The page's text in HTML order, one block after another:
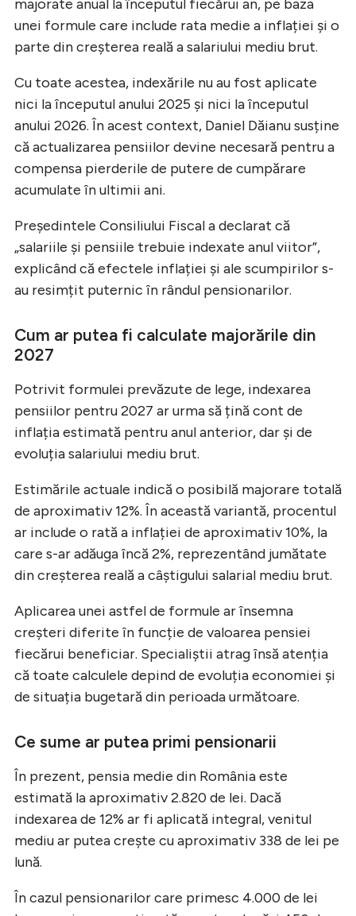
majorate anual la începutul fiecărui an, pe baza
unei formule care include rata medie a inflației și o
parte din creșterea reală a salariului mediu brut.
Cu toate acestea, indexările nu au fost aplicate
nici la începutul anului 2025 și nici la începutul
anului 2026. În acest context, Daniel Dăianu susține
că actualizarea pensiilor devine necesară pentru a
compensa pierderile de putere de cumpărare
acumulate în ultimii ani.
Președintele Consiliului Fiscal a declarat că
„salariile și pensiile trebuie indexate anul viitor”,
explicând că efectele inflației și ale scumpirilor s-
au resimțit puternic în rândul pensionarilor.
Cum ar putea fi calculate majorările din
2027
Potrivit formulei prevăzute de lege, indexarea
pensiilor pentru 2027 ar urma să țină cont de
inflația estimată pentru anul anterior, dar și de
evoluția salariului mediu brut.
Estimările actuale indică o posibilă majorare totală
de aproximativ 12%. În această variantă, procentul
ar include o rată a inflației de aproximativ 10%, la
care s-ar adăuga încă 2%, reprezentând jumătate
din creșterea reală a câștigului salarial mediu brut.
Aplicarea unei astfel de formule ar însemna
creșteri diferite în funcție de valoarea pensiei
fiecărui beneficiar. Specialiștii atrag însă atenția
că toate calculele depind de evoluția economiei și
de situația bugetară din perioada următoare.
Ce sume ar putea primi pensionarii
În prezent, pensia medie din România este
estimată la aproximativ 2.820 de lei. Dacă
indexarea de 12% ar fi aplicată integral, venitul
mediu ar putea crește cu aproximativ 338 de lei pe
lună.
În cazul pensionarilor care primesc 4.000 de lei